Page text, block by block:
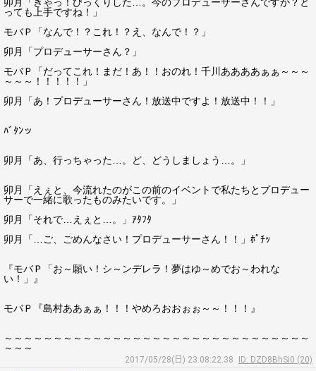
っても上手ですね！」
モバＰ「なんで！？これ！？え、なんで！？」
卯月「プロデューサーさん？」
モバＰ「だってこれ！まだ！あ！！おのれ！千川ああああぁぁ～～～
～～～！！！！！」
卯月「あ！プロデューサーさん！放送中ですよ！放送中！！」
ﾊﾞﾀﾝッ
卯月「あ、行っちゃった…。ど、どうしましょう…。」
卯月「えぇと、今流れたのがこの前のイベントで私たちとプロデュー
サーで一緒に歌ったものみたいです。」
卯月「それで…えぇと…。」ｱﾀﾌﾀ
卯月「…ご、ごめんなさい！プロデューサーさん！！」ﾎﾟﾁｯ
『モバＰ「お～願い！シ～ンデレラ！夢はゆ～めでお～われな
い！」』
モバＰ『島村ああぁぁ！！！やめろおおぉぉ～～！！！』
～～～～～～～～～～～～～～～～～～～～～～～～～～～～～～～
～～～
2017/05/28(日) 23:08:22.38
ID: DZD8BhSi0 (20)